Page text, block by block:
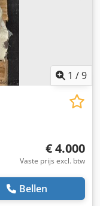
1 /9
€ 4.000
Vaste prijs excl. btw
Bellen